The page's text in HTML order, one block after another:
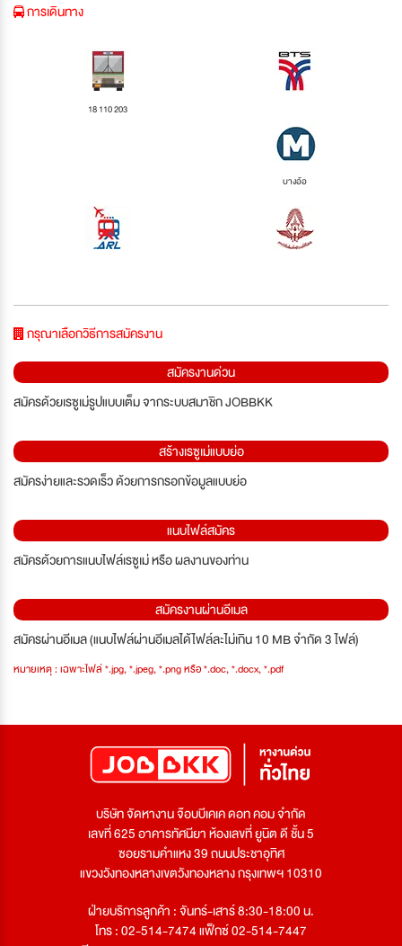
การเดินทาง
18 110 203
บางอ้อ
กรุณาเลือกวิธีการสมัครงาน
สมัครงานด่วน
สมัครด้วยเรซูเม่รูปแบบเต็ม จากระบบสมาชิก JOBBKK
สร้างเรซูเม่แบบย่อ
สมัครง่ายและรวดเร็ว ด้วยการกรอกข้อมูลแบบย่อ
แนบไฟล์สมัคร
สมัครด้วยการแนบไฟล์เรซูเม่ หรือ ผลงานของท่าน
สมัครงานผ่านอีเมล
สมัครผ่านอีเมล (แนบไฟล์ผ่านอีเมลได้ไฟล์ละไม่เกิน 10 MB จำกัด 3 ไฟล์)
หมายเหตุ : เฉพาะไฟล์ *.jpg, *.jpeg, *.png หรือ *.doc, *.docx, *.pdf
บริษัท จัดหางาน จ๊อบบีเคเค ดอท คอม จำกัด
เลขที่ 625 อาคารทัศนียา ห้องเลขที่ ยูนิต ดี ชั้น 5
ซอยรามคำแหง 39 ถนนประชาอุทิศ
แขวงวังทองหลางเขตวังทองหลาง กรุงเทพฯ 10310
ฝ่ายบริการลูกค้า : จันทร์-เสาร์ 8:30-18:00 น.
โทร : 02-514-7474 แฟ็กซ์ 02-514-7447